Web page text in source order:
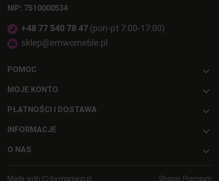
NIP: 7510000534
+48 77 540 78 47 (pon-pt 7:00-17:00)
sklep@emwomeble.pl
POMOC
MOJE KONTO
PŁATNOŚCI I DOSTAWA
INFORMACJE
O NAS
Made with by mamezi.pl Shoper Premium